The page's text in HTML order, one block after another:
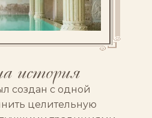
создан с одной
целительную